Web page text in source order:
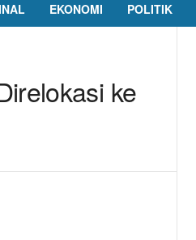
EKONOMI POLITIK
ke